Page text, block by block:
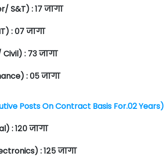
S&T) : १७ जागा
: ०७ जागा
: ७३ जागा
: ०५ जागा
Posts On Contract Basis For.02 Years)
: १२० जागा
: १२५ जागा